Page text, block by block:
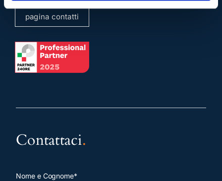
pagina contatti
Contattaci.
Nome e Cognome*